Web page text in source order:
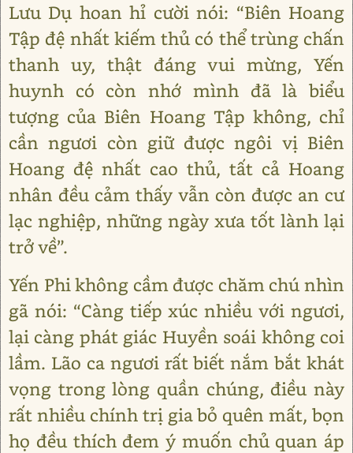
Lưu Dụ hoan hỉ cười nói: “Biên Hoang
Tập đệ nhất kiếm thủ có thể trùng chấn
thanh uy, thật đáng vui mừng, Yến
huynh có còn nhớ mình đã là biểu
tượng của Biên Hoang Tập không, chỉ
cần ngươi còn giữ được ngôi vị Biên
Hoang đệ nhất cao thủ, tất cả Hoang
nhân đều cảm thấy vẫn còn được an cư
lạc nghiệp, những ngày xưa tốt lành lại
trở về”.
Yến Phi không cầm được chăm chú nhìn
gã nói: “Càng tiếp xúc nhiều với ngươi,
lại càng phát giác Huyền soái không coi
lầm. Lão ca ngươi rất biết nắm bắt khát
vọng trong lòng quần chúng, điều này
rất nhiều chính trị gia bỏ quên mất, bọn
họ đều thích đem ý muốn chủ quan áp